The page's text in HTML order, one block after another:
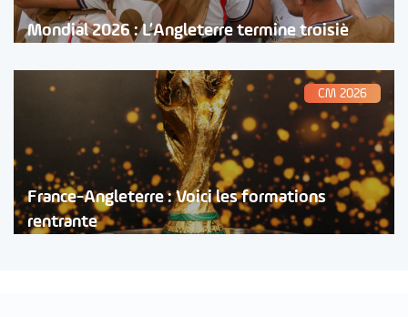
Mondial 2026 : L’Angleterre termine troisiè
CM 2026
France-Angleterre : Voici les formations
rentrante